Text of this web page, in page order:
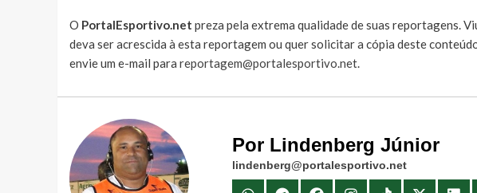
O PortalEsportivo.net preza pela extrema qualidade de suas reportagens.
deva ser acrescida à esta reportagem ou quer solicitar a cópia deste
envie um e-mail para reportagem@portalesportivo.net.
Por Lindenberg Júnior
lindenberg@portalesportivo.net